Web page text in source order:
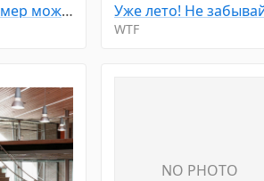
Реальный размер может отличаться
WTF
NO PHOTO